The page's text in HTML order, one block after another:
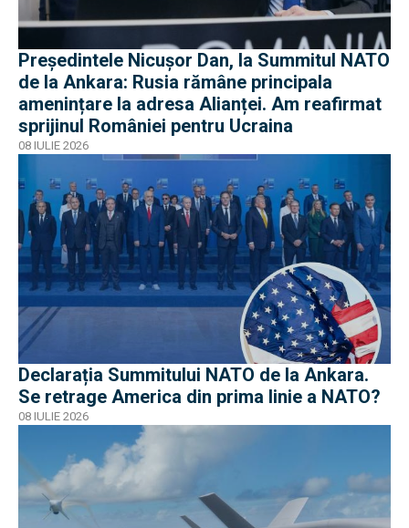
Președintele Nicușor Dan, la Summitul NATO
de la Ankara: Rusia rămâne principala
amenințare la adresa Alianței. Am reafirmat
sprijinul României pentru Ucraina
08 IULIE 2026
Declarația Summitului NATO de la Ankara.
Se retrage America din prima linie a NATO?
08 IULIE 2026